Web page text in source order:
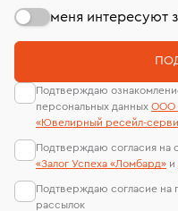
меня интересуют
Подтверждаю
персональных данных ООО
«Ювелирный ресейл-
Подтверждаю согласия на
«Залог Успеха «Ломбард» и
Подтверждаю согласие на
рассылок